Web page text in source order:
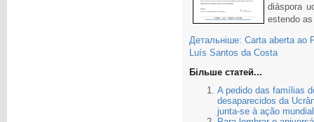
diáspora
estendo as
Детальніше: Carta aberta ao
Luís Santos da Costa
Більше статей...
A pedido das famílias
desaparecidos da
junta-se à ação